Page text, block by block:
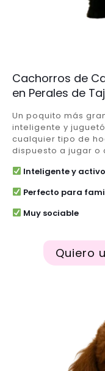
Cachorros de
en Perales de
Un poquito más
inteligente y
cualquier tipo de
dispuesto a jugar o
Inteligente y activo
Perfecto para
Muy sociable
Quiero